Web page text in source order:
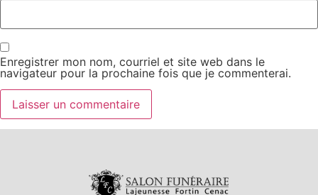
Enregistrer mon nom, courriel et site web dans le
navigateur pour la prochaine fois que je commenterai.